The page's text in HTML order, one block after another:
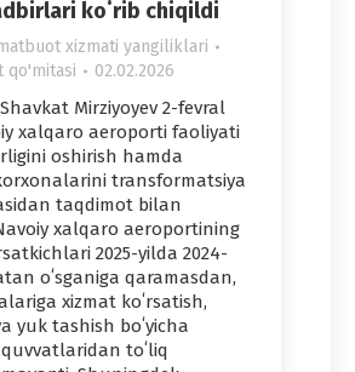
koʻrib chiqildi
xizmati yangiliklari
qo'mitasi 02.02.2026
Mirziyoyev 2-fevral
xalqaro aeroporti faoliyati
oshirish hamda
transformatsiya
taqdimot bilan
xalqaro aeroportining
2025-yilda 2024-
oʻsganiga qaramasdan,
xizmat koʻrsatish,
yuk tashish boʻyicha
toʻliq